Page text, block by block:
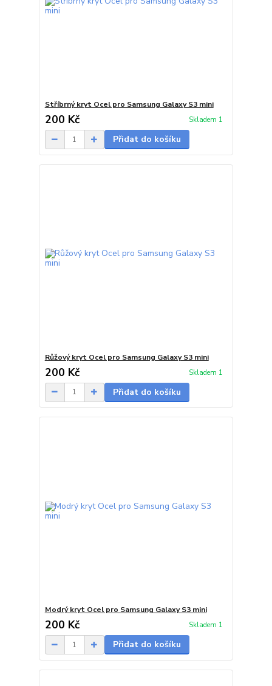
Stříbrný kryt Ocel pro Samsung Galaxy S3 mini
200 Kč Skladem 1
Přidat do košíku
Růžový kryt Ocel pro Samsung Galaxy S3 mini
200 Kč Skladem 1
Přidat do košíku
Modrý kryt Ocel pro Samsung Galaxy S3 mini
200 Kč Skladem 1
Přidat do košíku